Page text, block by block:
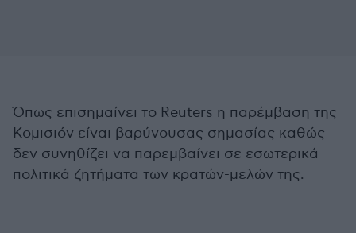
Όπως επισημαίνει το Reuters η παρέμβαση της
Κομισιόν είναι βαρύνουσας σημασίας καθώς
δεν συνηθίζει να παρεμβαίνει σε εσωτερικά
πολιτικά ζητήματα των κρατών-μελών της.